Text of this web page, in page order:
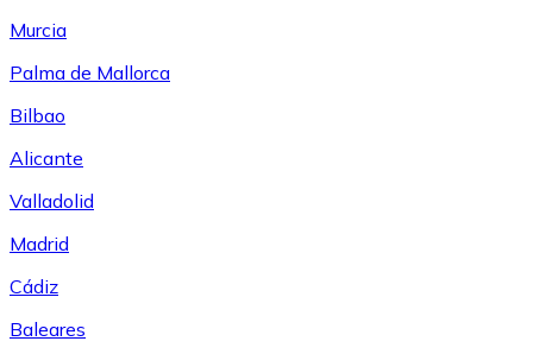
Murcia
Palma de Mallorca
Bilbao
Alicante
Valladolid
Madrid
Cádiz
Baleares